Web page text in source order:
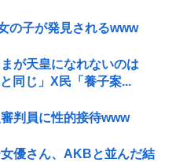
の子が発見されるwww
が天皇になれないのは
同じ」X民「養子案...
判員に性的接待www
女優さん、AKBと並んだ結